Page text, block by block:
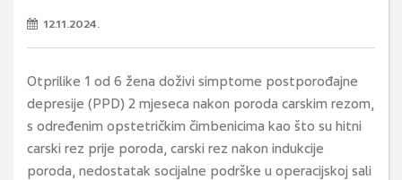
12.11.2024.
Otprilike 1 od 6 žena doživi simptome postporođajne
depresije (PPD) 2 mjeseca nakon poroda carskim rezom,
s određenim opstetričkim čimbenicima kao što su hitni
carski rez prije poroda, carski rez nakon indukcije
poroda, nedostatak socijalne podrške u operacijskoj sali